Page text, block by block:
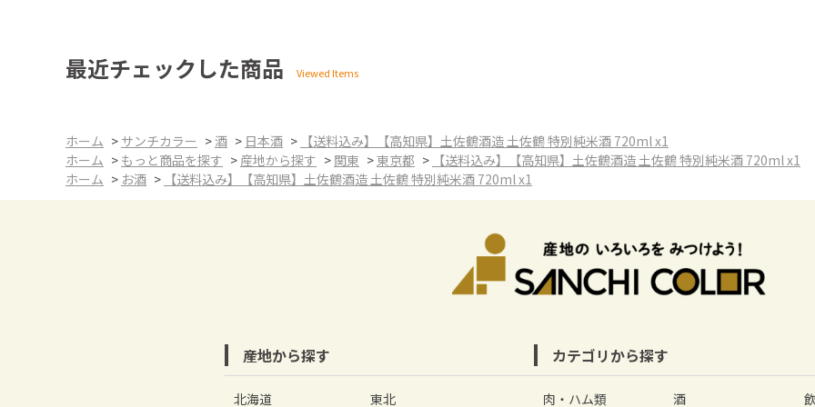
最近チェックした商品
ホーム > サンチカラー >酒 > 日本酒 > 【送料込み】【高知県】土佐鶴酒造 土佐鶴 特別純米酒 720ml x1
ホーム > もっと商品を探す > 産地から探す > 関東 >東京都 > 【送料込み】【高知県】土佐鶴酒造 土佐鶴 特別純米酒 720ml x1
ホーム > お酒 > 【送料込み】【高知県】土佐鶴酒造 土佐鶴 特別純米酒 720ml x1
産地から探す
北海道 東北
カテゴリから探す
肉・ハム類 酒